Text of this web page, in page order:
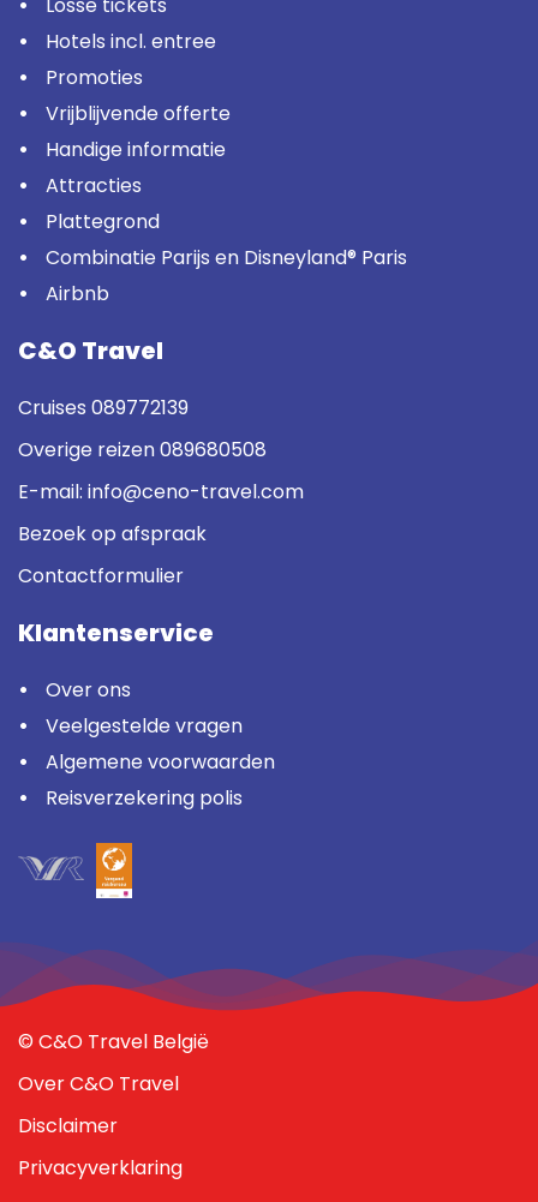
Losse tickets
Hotels incl. entree
Promoties
Vrijblijvende offerte
Handige informatie
Attracties
Plattegrond
Combinatie Parijs en Disneyland® Paris
Airbnb
C&O Travel
Cruises 089772139
Overige reizen089680508
E-mail: info@ceno-travel.com
Bezoek op afspraak
Contactformulier
Klantenservice
Over ons
Veelgestelde vragen
Algemene voorwaarden
Reisverzekering polis
© C&O Travel België
Over C&O Travel
Disclaimer
Privacyverklaring